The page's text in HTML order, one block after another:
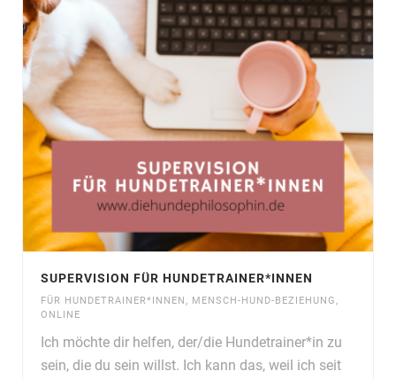
SUPERVISION FÜR HUNDETRAINER*INNEN
FÜR HUNDETRAINER*INNEN , MENSCH-HUND-BEZIEHUNG,
ONLINE
Ich möchte dir helfen, der/die Hundetrainer*in zu
sein, die du sein willst. Ich kann das, weil ich seit